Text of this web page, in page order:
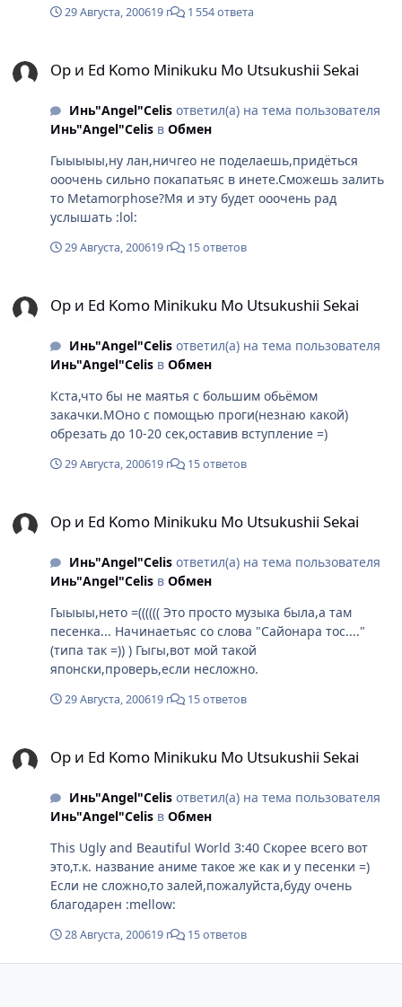
29 Августа, 200619 г 1 554 ответа
Op и Ed Komo Minikuku Mo Utsukushii Sekai
Инь"Angel"Celisответил(а) на тема пользователя
Инь"Angel"Celis в Обмен
Гыыыыы,ну лан,ничгео не поделаешь,придёться
ооочень сильно покапатьяс в инете.Сможешь залить
то Metamorphose?Мя и эту будет ооочень рад
услышать :lol:
29 Августа, 200619 г 15 ответов
Op и Ed Komo Minikuku Mo Utsukushii Sekai
Инь"Angel"Celisответил(а) на тема пользователя
Инь"Angel"Celis в Обмен
Кста,что бы не маятья с большим обьёмом
закачки.МОно с помощью проги(незнаю какой)
обрезать до 10-20 сек,оставив вступление =)
29 Августа, 200619 г 15 ответов
Op и Ed Komo Minikuku Mo Utsukushii Sekai
Инь"Angel"Celisответил(а) на тема пользователя
Инь"Angel"Celis в Обмен
Гыыыы,нето =(((((( Это просто музыка была,а там
песенка... Начинаетьяс со слова "Сайонара тос...."
(типа так =)) ) Гыгы,вот мой такой
японски,проверь,если несложно.
29 Августа, 200619 г 15 ответов
Op и Ed Komo Minikuku Mo Utsukushii Sekai
Инь"Angel"Celisответил(а) на тема пользователя
Инь"Angel"Celis в Обмен
This Ugly and Beautiful World 3:40 Скорее всего вот
это,т.к. название аниме такое же как и у песенки =)
Если не сложно,то залей,пожалуйста,буду очень
благодарен :mellow:
28 Августа, 200619 г 15 ответов